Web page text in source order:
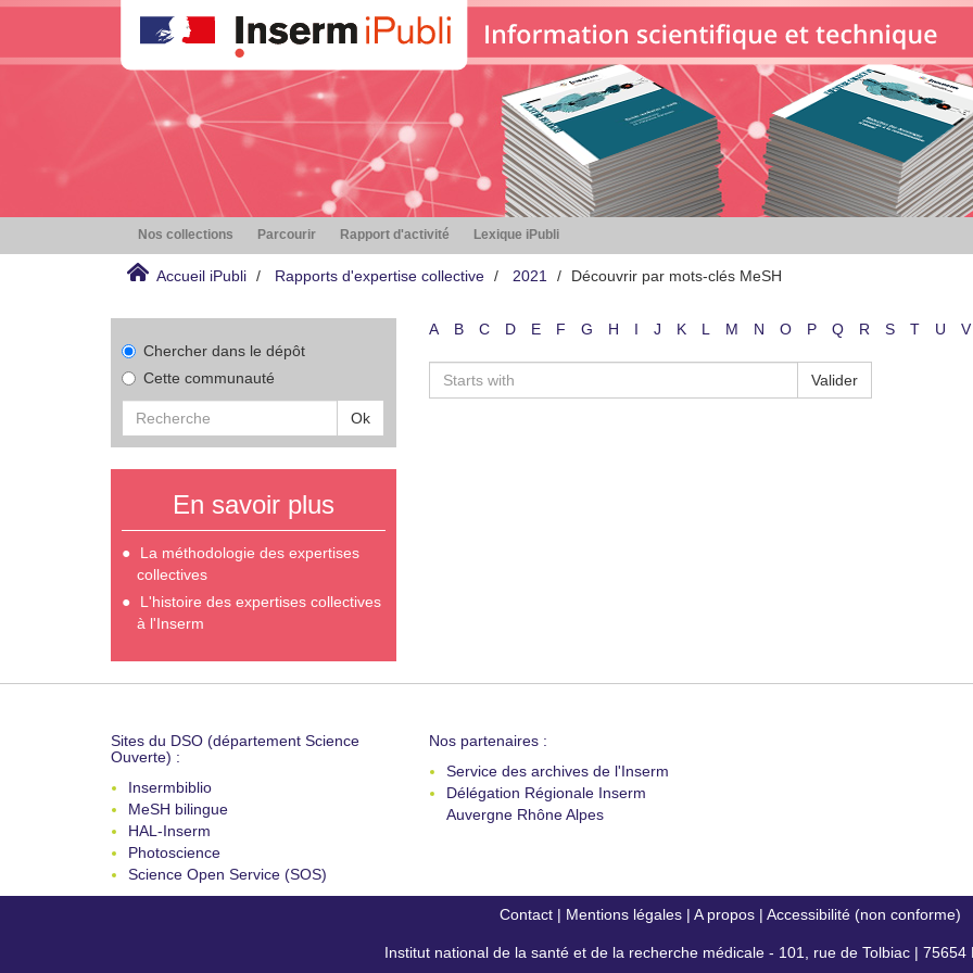
Nos collections Parcourir Rapport d'activité Lexique iPubli
Accueil iPubli Rapports d'expertise collective 2021 Découvrir par mots-clés MeSH
Chercher dans le dépôt
Cette communauté
Ok
En savoir plus
La méthodologie des expertises
collectives
L'histoire des expertises collectives
à l'Inserm
A B C D E F G H I J K L M N O P Q R S T U V
Valider
Sites du DSO (département Science
Ouverte) :
Insermbiblio
MeSH bilingue
HAL-Inserm
Photoscience
Science Open Service (SOS)
Nos partenaires :
Service des archives de l'Inserm
Délégation Régionale Inserm
Auvergne Rhône Alpes
Contact| Mentions légales| A propos| Accessibilité (non conforme)
Institut national de la santé et de la recherche médicale - 101, rue de Tolbiac | 75654